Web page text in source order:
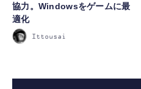
協力。Windowsをゲームに最
適化
Ittousai